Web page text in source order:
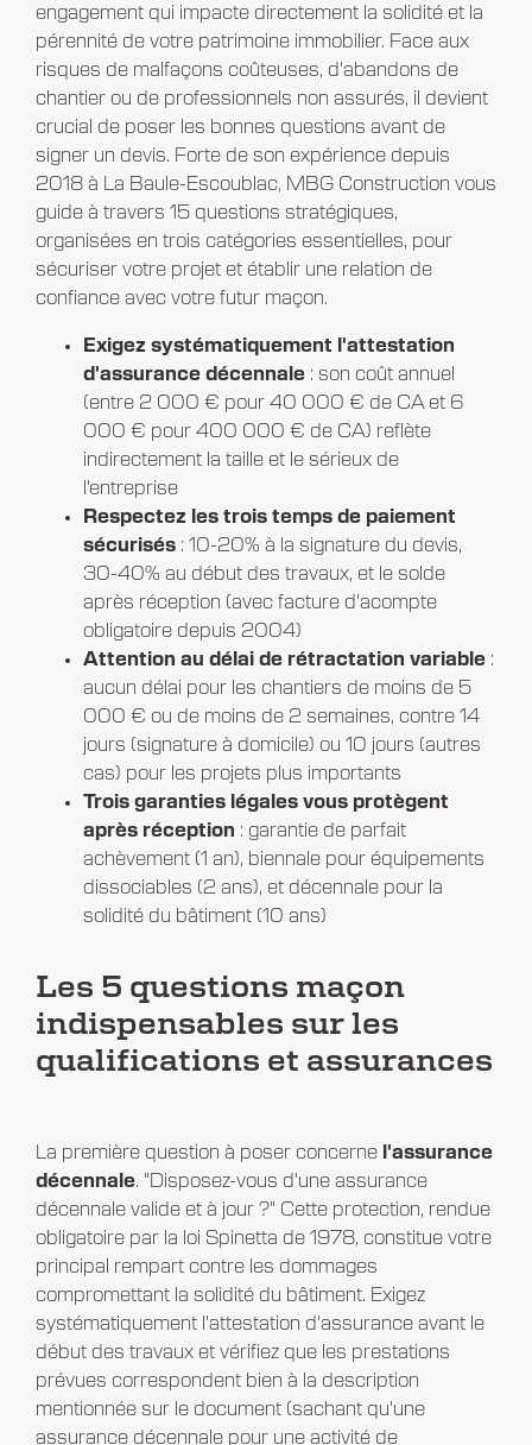
engagement qui impacte directement la solidité et la
pérennité de votre patrimoine immobilier. Face aux
risques de malfaçons coûteuses, d'abandons de
chantier ou de professionnels non assurés, il devient
crucial de poser les bonnes questions avant de
signer un devis. Forte de son expérience depuis
2018 à La Baule-Escoublac, MBG Construction vous
guide à travers 15 questions stratégiques,
organisées en trois catégories essentielles, pour
sécuriser votre projet et établir une relation de
confiance avec votre futur maçon.
Exigez systématiquement l'attestation
d'assurance décennale: son coût annuel
(entre 2 000 € pour 40 000 € de CA et 6
000 € pour 400 000 € de CA) reflète
indirectement la taille et le sérieux de
l'entreprise
Respectez les trois temps de paiement
sécurisés: 10-20% à la signature du devis,
30-40% au début des travaux, et le solde
après réception (avec facture d'acompte
obligatoire depuis 2004)
Attention au délai de rétractation variable:
aucun délai pour les chantiers de moins de 5
000 € ou de moins de 2 semaines, contre 14
jours (signature à domicile) ou 10 jours (autres
cas) pour les projets plus importants
Trois garanties légales vous protègent
après réception : garantie de parfait
achèvement (1 an), biennale pour équipements
dissociables (2 ans), et décennale pour la
solidité du bâtiment (10 ans)
Les 5 questions maçon
indispensables sur les
qualifications et assurances
La première question à poser concerne l'assurance
décennale. "Disposez-vous d'une assurance
décennale valide et à jour ?" Cette protection, rendue
obligatoire par la loi Spinetta de 1978, constitue votre
principal rempart contre les dommages
compromettant la solidité du bâtiment. Exigez
systématiquement l'attestation d'assurance avant le
début des travaux et vérifiez que les prestations
prévues correspondent bien à la description
mentionnée sur le document (sachant qu'une
assurance décennale pour une activité de